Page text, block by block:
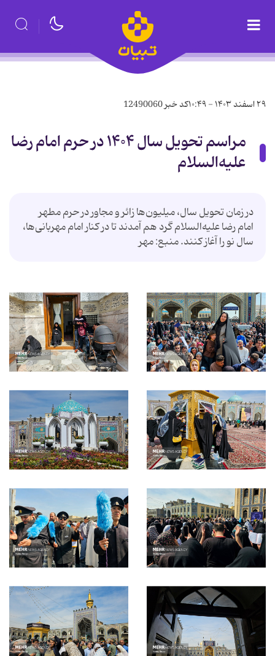
۲۹ اسفند ۱۴۰۳ - ۱۰:۴۹ کد خبر12490060
مراسم تحویل سال ۱۴۰۴ در حرم امام رضا
علیه‌السلام
در زمان تحویل سال، میلیون‌ها زائر و مجاور در حرم مطهر
امام رضا علیه‌السلام گرد هم آمدند تا در کنار امام مهربانی‌ها،
سال نو را آغاز کنند. منبع: مهر